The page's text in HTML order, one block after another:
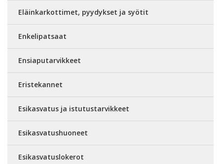
Eläinkarkottimet, pyydykset ja syötit
Enkelipatsaat
Ensiaputarvikkeet
Eristekannet
Esikasvatus ja istutustarvikkeet
Esikasvatushuoneet
Esikasvatuslokerot